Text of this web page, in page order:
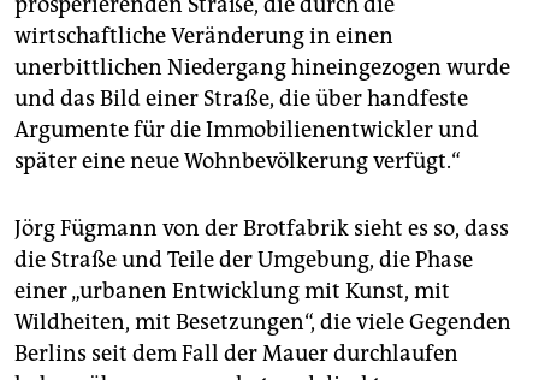
wirtschaftliche Veränderung in einen
unerbittlichen Niedergang hineingezogen wurde
und das Bild einer Straße, die über handfeste
Argumente für die Immobilienentwickler und
später eine neue Wohnbevölkerung verfügt.“
Jörg Fügmann von der Brotfabrik sieht es so, dass
die Straße und Teile der Umgebung, die Phase
einer „urbanen Entwicklung mit Kunst, mit
Wildheiten, mit Besetzungen“, die viele Gegenden
Berlins seit dem Fall der Mauer durchlaufen